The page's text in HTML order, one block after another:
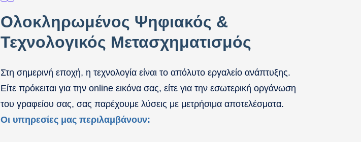
Ολοκληρωμένος Ψηφιακός &
Τεχνολογικός Μετασχηματισμός
Στη σημερινή εποχή, η τεχνολογία είναι το απόλυτο εργαλείο ανάπτυξης.
Είτε πρόκειται για την online εικόνα σας, είτε για την εσωτερική οργάνωση
του γραφείου σας, σας παρέχουμε λύσεις με μετρήσιμα αποτελέσματα.
Οι υπηρεσίες μας περιλαμβάνουν: